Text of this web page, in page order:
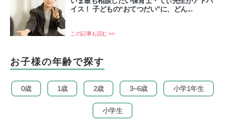
イス！ 子どもの“おてつだい”に、どん...
この記事も読む >>
お子様の年齢で探す
0歳 1歳 2歳 3~6歳 小学1年生
小学生